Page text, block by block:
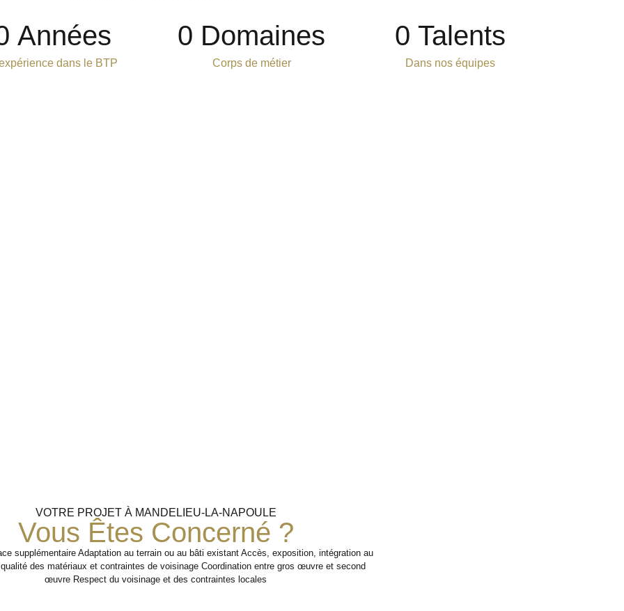
dans le BTP
Années
Corps de métier
0 Domaines
Dans nos équipes
0 Talents
VOTRE PROJET À MANDELIEU-LA-NAPOULE
Vous Êtes Concerné ?
supplémentaire Adaptation au terrain ou au bâti existant Accès, exposition, intégration au
des matériaux et contraintes de voisinage Coordination entre gros œuvre et second
œuvre Respect du voisinage et des contraintes locales